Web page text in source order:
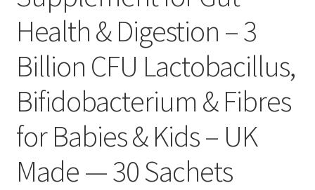
Health & Digestion – 3
Billion CFU Lactobacillus,
Bifidobacterium & Fibres
for Babies & Kids – UK
Made — 30 Sachets